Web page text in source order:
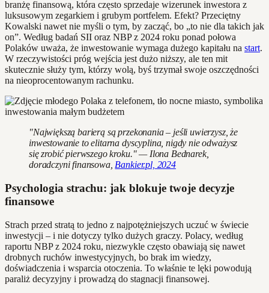
branżę finansową, która często sprzedaje wizerunek inwestora z
luksusowym zegarkiem i grubym portfelem. Efekt? Przeciętny
Kowalski nawet nie myśli o tym, by zacząć, bo „to nie dla takich jak
on”. Według badań SII oraz NBP z 2024 roku ponad połowa
Polaków uważa, że inwestowanie wymaga dużego kapitału na start.
W rzeczywistości próg wejścia jest dużo niższy, ale ten mit
skutecznie służy tym, którzy wolą, byś trzymał swoje oszczędności
na nieoprocentowanym rachunku.
"Największą barierą są przekonania – jeśli uwierzysz, że
inwestowanie to elitarna dyscyplina, nigdy nie odważysz
się zrobić pierwszego kroku." — Ilona Bednarek,
doradczyni finansowa, Bankier.pl, 2024
Psychologia strachu: jak blokuje twoje decyzje
finansowe
Strach przed stratą to jedno z najpotężniejszych uczuć w świecie
inwestycji – i nie dotyczy tylko dużych graczy. Polacy, według
raportu NBP z 2024 roku, niezwykle często obawiają się nawet
drobnych ruchów inwestycyjnych, bo brak im wiedzy,
doświadczenia i wsparcia otoczenia. To właśnie te lęki powodują
paraliż decyzyjny i prowadzą do stagnacji finansowej.